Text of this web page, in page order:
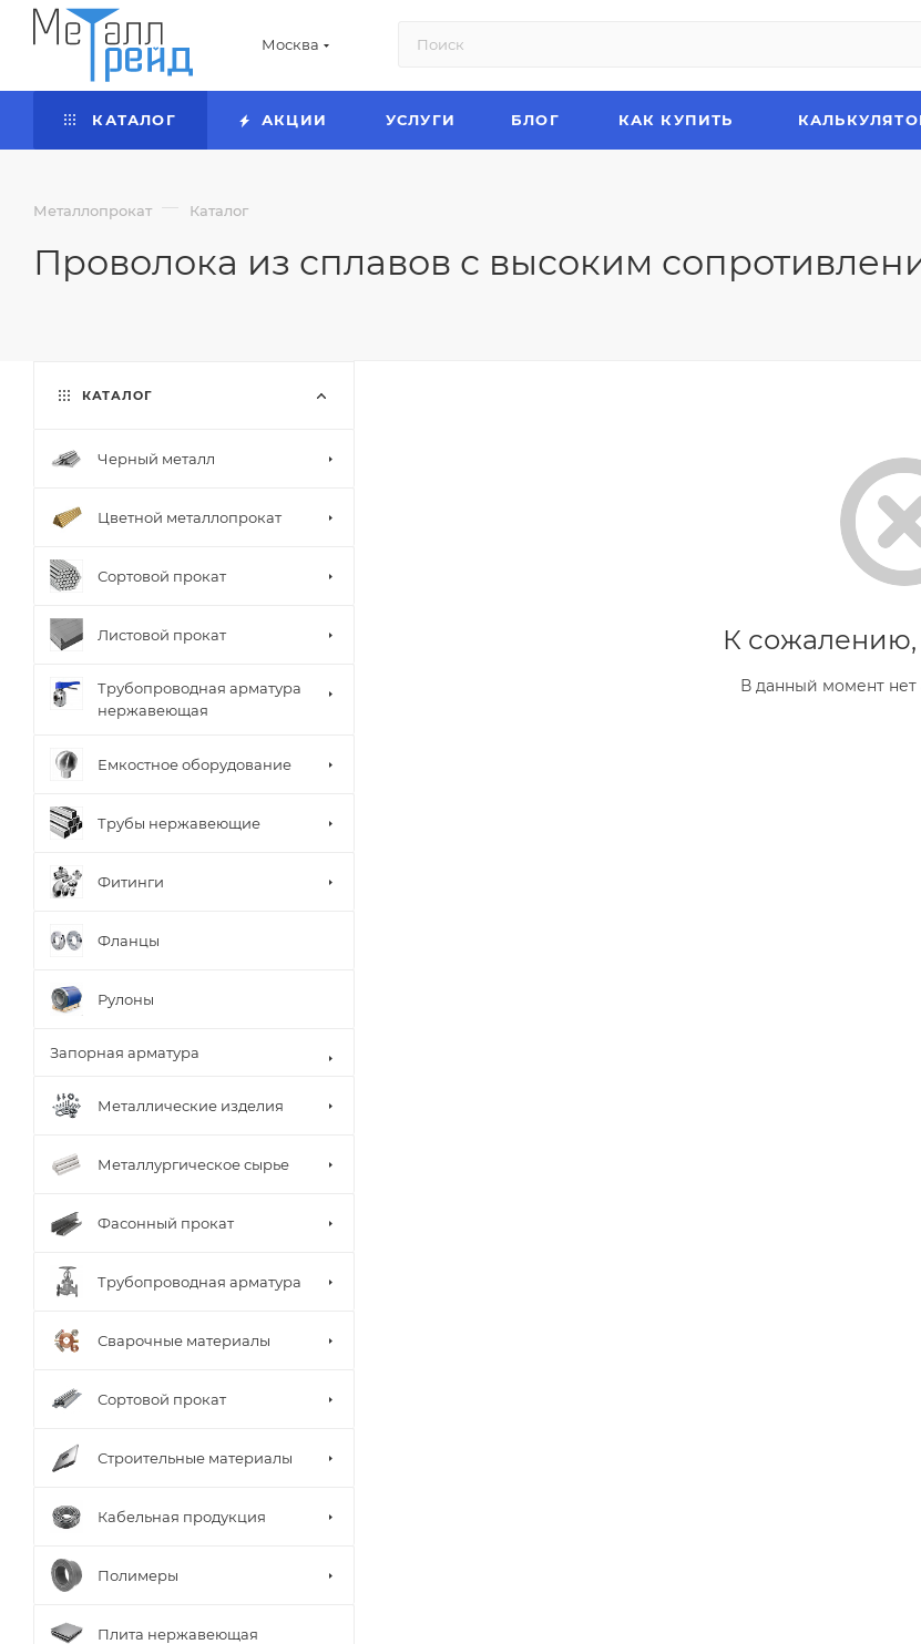
Москва
КАТАЛОГ АКЦИИ УСЛУГИ БЛОГ КАК КУПИТЬ
Металлопрокат — Каталог
Проволока из сплавов с высоким
К сожалению,
В данный момент нет
КАТАЛОГ
Черный металл
Цветной металлопрокат
Сортовой прокат
Листовой прокат
Трубопроводная арматура
нержавеющая
Емкостное оборудование
Трубы нержавеющие
Фитинги
Фланцы
Рулоны
Запорная арматура
Металлические изделия
Металлургическое сырье
Фасонный прокат
Трубопроводная арматура
Сварочные материалы
Сортовой прокат
Строительные материалы
Кабельная продукция
Полимеры
Плита нержавеющая